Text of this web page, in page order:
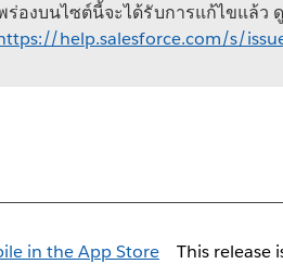
องบนไซต์นี้จะได้รับการแก้ไขแล้ว
help.salesforce.com/s/
This release